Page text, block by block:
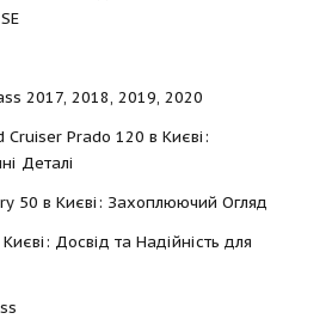
2017, 2018, 2019, 2020
Cruiser Prado 120 в Києві:
Деталі
50 в Києві: Захоплюючий Огляд
Досвід та Надійність для